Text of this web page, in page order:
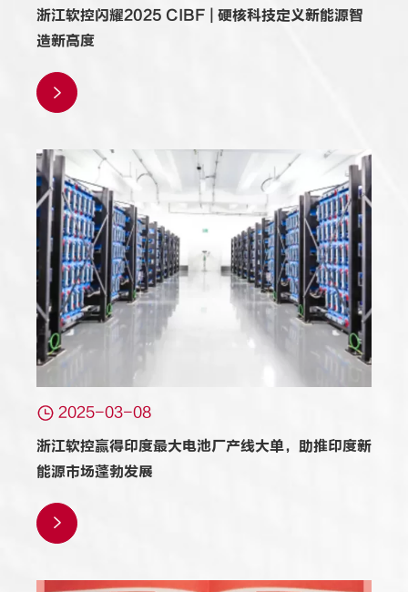
浙江软控闪耀2025 CIBF | 硬核科技定义新能源智
造新高度

 2025-03-08
浙江软控赢得印度最大电池厂产线大单，助推印度新
能源市场蓬勃发展
